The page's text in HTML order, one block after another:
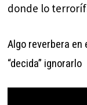
donde lo
Algo reverbera
“decida” ignorarlo